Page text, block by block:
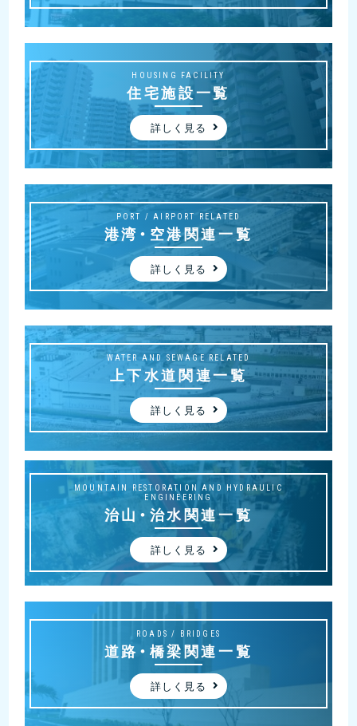
HOUSING FACILITY
住宅施設一覧
詳しく見る
PORT / AIRPORT RELATED
港湾・空港関連一覧
詳しく見る
WATER AND SEWAGE RELATED
上下水道関連一覧
詳しく見る
MOUNTAIN RESTORATION AND HYDRAULIC
ENGINEERING
治山・治水関連一覧
詳しく見る
ROADS / BRIDGES
道路・橋梁関連一覧
詳しく見る